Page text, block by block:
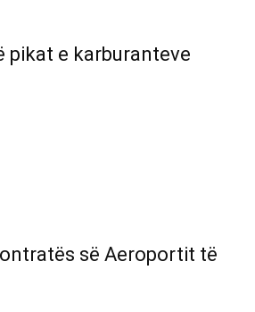
pikat e karburanteve
së Aeroportit të